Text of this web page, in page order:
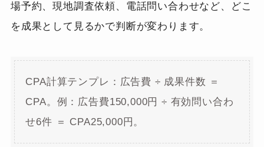
場予約、現地調査依頼、電話問い合わせなど、どこ
を成果として見るかで判断が変わります。
CPA計算テンプレ：広告費 ÷ 成果件数 ＝
CPA。例：広告費150,000円 ÷ 有効問い合わ
せ6件 ＝ CPA25,000円。